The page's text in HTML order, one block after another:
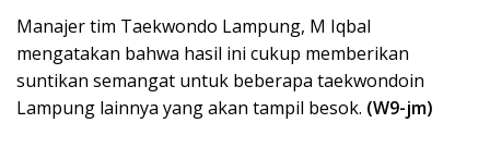
Manajer tim Taekwondo Lampung, M Iqbal
mengatakan bahwa hasil ini cukup memberikan
suntikan semangat untuk beberapa taekwondoin
Lampung lainnya yang akan tampil besok. (W9-jm)